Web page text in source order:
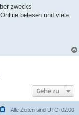
zwecks
belesen und viele
Gehe zu
Alle Zeiten sind UTC+02:00